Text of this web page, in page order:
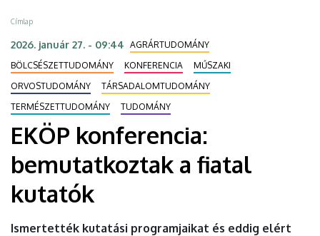
fiatal
kutatók
DEBRECENI
EGYETEM
Morzsa
Címlap
2026. január 27. - 09:44 AGRÁRTUDOMÁNY
BÖLCSÉSZETTUDOMÁNY
KONFERENCIA
MŰSZAKI
ORVOSTUDOMÁNY
TÁRSADALOMTUDOMÁNY
TERMÉSZETTUDOMÁNY
TUDOMÁNY
EKÖP konferencia:
bemutatkoztak a fiatal
kutatók
Ismertették kutatási programjaikat és eddig elért